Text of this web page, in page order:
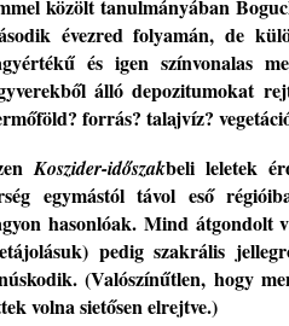
közölt tanulmányában
évezred folyamán, de
és igen színvonalas
álló depozitumokat
forrás? talajvíz?
Koszider-időszakbeli leletek
egymástól távol eső
hasonlóak. Mind átgondolt
pedig szakrális
úskodik. (Valószínűtlen, hogy
volna sietősen elrejtve.)